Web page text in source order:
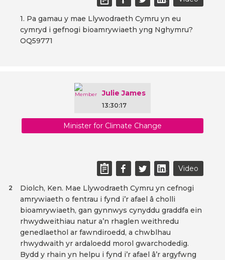
1. Pa gamau y mae Llywodraeth Cymru yn eu
cymryd i gefnogi bioamrywiaeth yng Nghymru?
OQ59771
Julie James
13:30:17
Minister for Climate Change
Video
Diolch, Ken. Mae Llywodraeth Cymru yn cefnogi
amrywiaeth o fentrau i fynd i’r afael â cholli
bioamrywiaeth, gan gynnwys cynyddu graddfa ein
rhwydweithiau natur a’n rhaglen weithredu
genedlaethol ar fawndiroedd, a chwblhau
rhwydwaith yr ardaloedd morol gwarchodedig.
Bydd y rhain yn helpu i fynd i’r afael â’r argyfwng
2